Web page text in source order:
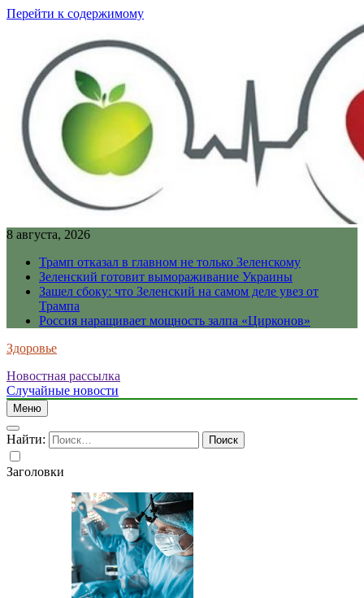
Перейти к содержимому
8 августа, 2026
Трамп отказал в главном не только Зеленскому
Зеленский готовит вымораживание Украины
Зашел сбоку: что Зеленский на самом деле увез от
Трампа
Россия наращивает мощность залпа «Цирконов»
Здоровье
Новостная рассылка
Случайные новости
Меню
Найти:
Заголовки